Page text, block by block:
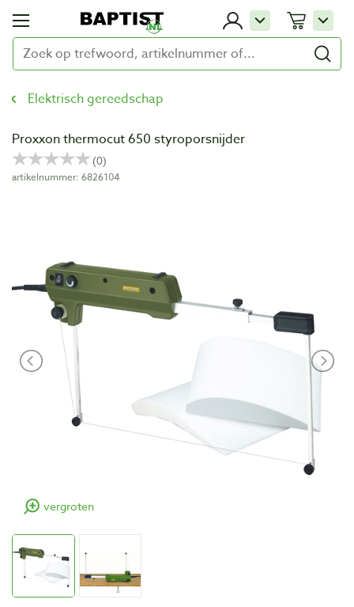
Elektrisch gereedschap
Proxxon thermocut 650 styroporsnijder
artikelnummer: 6826104
vergroten